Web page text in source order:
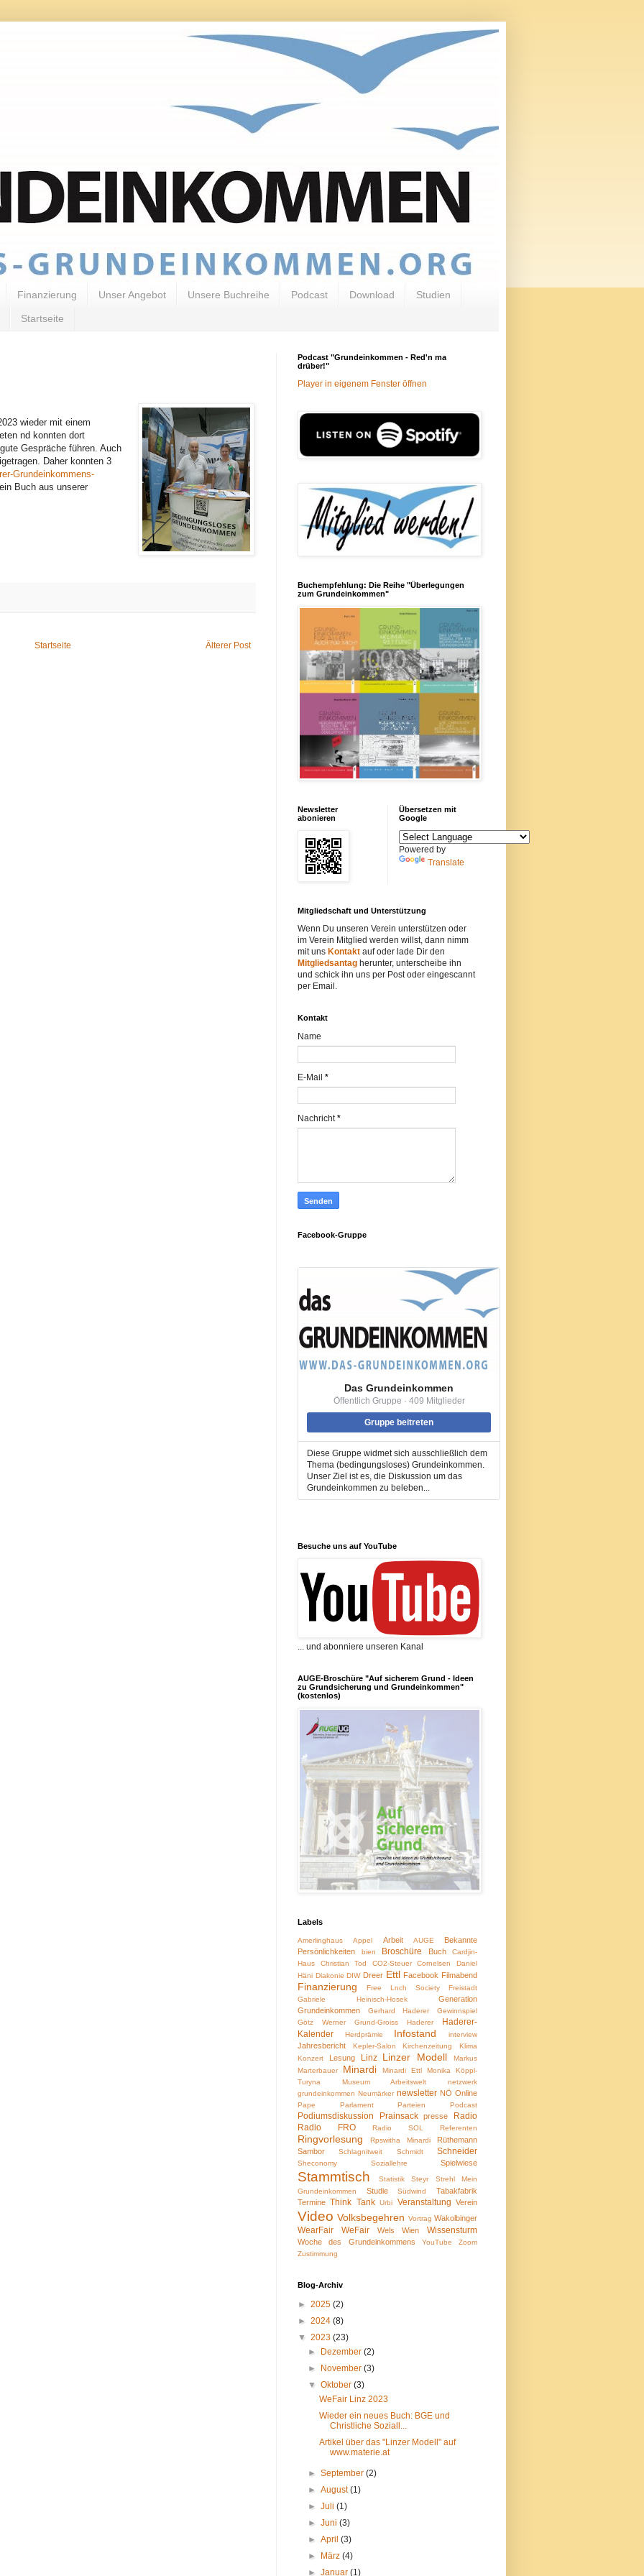
Finanzierung Unser Angebot Unsere Buchreihe Podcast Download Studien
Startseite
wieder mit einem
nd konnten dort
Gespräche führen. Auch
Daher konnten 3
Grundeinkommens-
Buch aus unserer
Älterer Post
Startseite
Podcast "Grundeinkommen - Red'n ma
drüber!"
Player in eigenem Fenster öffnen
Buchempfehlung: Die Reihe "Überlegungen
zum Grundeinkommen"
Newsletter
abonieren
Übersetzen mit
Google
Powered by
Translate
Mitgliedschaft und Unterstützung
Wenn Du unseren Verein unterstützen oder
im Verein Mitglied werden willst, dann nimm
mit uns Kontakt auf oder lade Dir den
Mitgliedsantag herunter, unterscheibe ihn
und schick ihn uns per Post oder eingescannt
per Email.
Kontakt
Name
E-Mail *
Nachricht*
Facebook-Gruppe
Das Grundeinkommen
Öffentlich Gruppe · 409 Mitglieder
Gruppe beitreten
Diese Gruppe widmet sich ausschließlich dem
Thema (bedingungsloses) Grundeinkommen.
Unser Ziel ist es, die Diskussion um das
Grundeinkommen zu beleben...
Besuche uns auf YouTube
... und abonniere unseren Kanal
AUGE-Broschüre "Auf sicherem Grund - Ideen
zu Grundsicherung und Grundeinkommen"
(kostenlos)
Labels
Amerlinghaus Appel Arbeit AUGE
Bekannte
Persönlichkeiten
bien Broschüre Buch
Cardjin-
Haus
Christian Tod CO2-Steuer Cornelsen
Daniel
Häni Diakonie DIW Dreer Ettl Facebook Filmabend
Finanzierung Free Lnch Society
Freistadt
Gabriele Heinisch-Hosek
Generation
Grundeinkommen
Gerhard Haderer
Gewinnspiel
Götz Werner
Grund-Groiss Haderer
Haderer-
Kalender
Herdprämie Infostand interview
Jahresbericht Kepler-Salon Kirchenzeitung
Klima
Konzert
Lesung Linz Linzer Modell
Markus
Marterbauer
Minardi Minardi Ettl
Monika Köppl-
Turyna
Museum Arbeitswelt
netzwerk
grundeinkommen Neumärker newsletter NÖ Online
Pape Parlament Parteien Podcast
Podiumsdiskussion Prainsack presse
Radio
Radio FRO
Radio SOL Referenten
Ringvorlesung Rpswitha Minardi
Rüthemann
Sambor
Schlagnitweit Schmidt Schneider
Sheconomy Soziallehre Spielwiese
Stammtisch Statistik Steyr
Strehl Mein
Grundeinkommen
Studie Südwind
Tabakfabrik
Termine Think Tank Urbi Veranstaltung Verein
Video Volksbegehren Vortrag Wakolbinger
WearFair WeFair Wels Wien Wissensturm
Woche des Grundeinkommens YouTube
Zoom
Zustimmung
Blog-Archiv
► 2025 (2)
► 2024 (8)
▼ 2023 (23)
► Dezember(2)
► November(3)
▼Oktober(3)
WeFair Linz 2023
Wieder ein neues Buch: BGE und
Christliche Soziall...
Artikel über das "Linzer Modell" auf
www.materie.at
►September(2)
►August(1)
►Juli(1)
►Juni(3)
►April(3)
► März(4)
►Januar(1)